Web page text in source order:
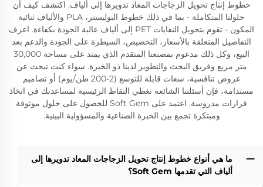
خطوط إنتاج تحويل الزجاجات المعاد تدويرها إلى ألياف. اكتشف كيف أن
حلولنا المتكاملة - بما في ذلك خطوط البوليستر، PLA والألياف ثنائية
المكون - تقوم بتحويل النفايات PET إلى ألياف عالية الجودة بكفاءة. اعرف
التفاصيل المتعلقة بالأسعار، التخصيص، السيطرة على الجودة والدعم بعد
البيع، وكل ذلك مدعوم بمصنعنا المتقدم الذي يمتد على مساحة 30,000
متر مربع وفريق البحث والتطوير لدينا ذو الخبرة. سواء كنت تبحث عن
عروض تنافسية، سعات قابلة للتوسع (2-200 طن/يوم) أو تصاميم
مستدامة، فإن أسئلتنا الشائعة تغطي النقاط الرئيسية لمساعدتك في اتخاذ
قرارات مدروسة. اعتمد على Soft Gem للحصول على حلول موثوقة
ومبتكرة تجمع بين الخبرة الصناعية والمسؤولية البيئية.
ما هي أنواع خطوط إنتاج تحويل الزجاجات المعاد تدويرها إلى
ألياف التي تقدمها Soft Gem؟